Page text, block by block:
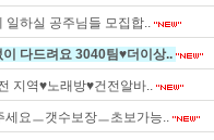
일하실 공주님들 모집합..
다드려요 3040팀♥더이상..
지역♥노래방♥건전알바..
세요ㅡ갯수보장ㅡ초보가능..